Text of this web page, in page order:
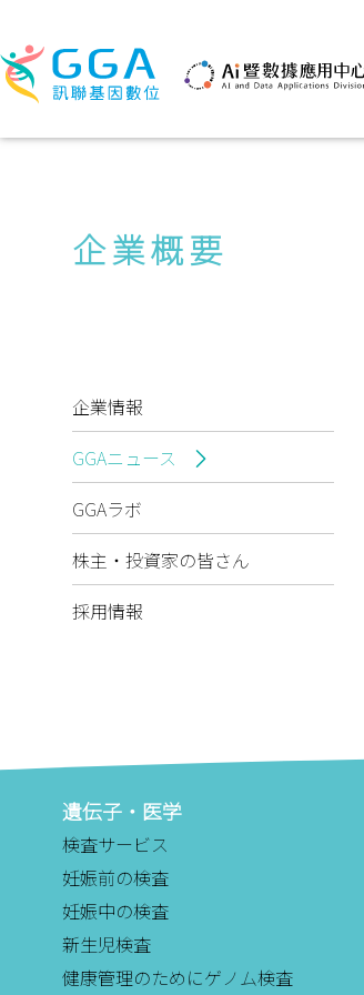
企業概要
企業情報
GGAニュース
GGAラボ
株主・投資家の皆さん
採用情報
遺伝子・医学
検査サービス
妊娠前の検査
妊娠中の検査
新生児検査
健康管理のためにゲノム検査